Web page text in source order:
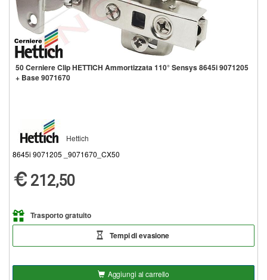
50 Cerniere Clip HETTICH Ammortizzata 110° Sensys 8645i 9071205
+ Base 9071670
Hettich
8645i 9071205 _9071670_CX50
212,50
Trasporto gratuito
Tempi di evasione
Aggiungi al carrello